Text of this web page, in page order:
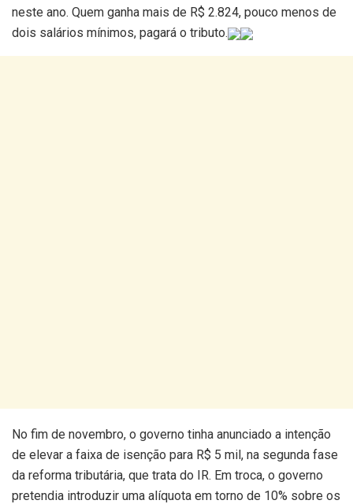
neste ano. Quem ganha mais de R$ 2.824, pouco menos de
dois salários mínimos, pagará o tributo.
No fim de novembro, o governo tinha anunciado a intenção
de elevar a faixa de isenção para R$ 5 mil, na segunda fase
da reforma tributária, que trata do IR. Em troca, o governo
pretendia introduzir uma alíquota em torno de 10% sobre os